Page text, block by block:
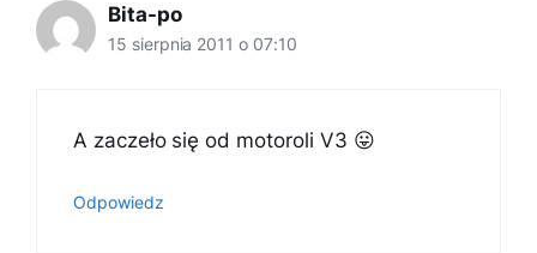
Bita-po
15 sierpnia 2011 o 07:10
A zaczeło się od motoroli V3 😛
Odpowiedz